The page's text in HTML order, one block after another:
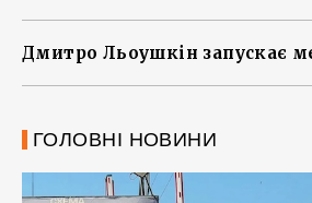
Дмитро Льоушкін запускає
ГОЛОВНІ НОВИНИ